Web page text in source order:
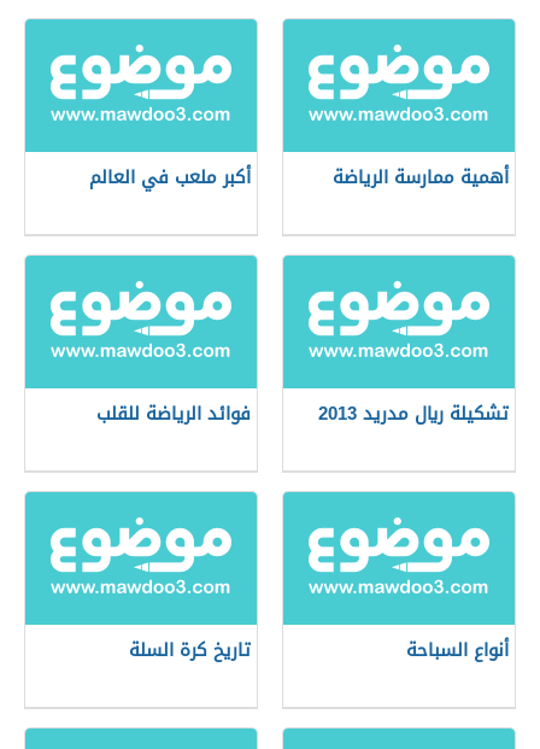
أهمية ممارسة الرياضة أكبر ملعب في العالم
تشكيلة ريال مدريد 2013 فوائد الرياضة للقلب
أنواع السباحة تاريخ كرة السلة